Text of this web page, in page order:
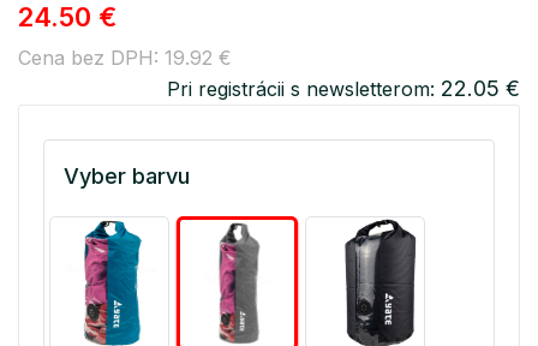
24.50 €
Cena bez DPH: 19.92 €
Pri registrácii s newsletterom: 22.05 €
Vyber barvu